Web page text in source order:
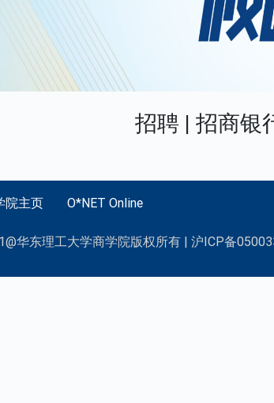
招聘 | 招商银
院主页 O*NET Online
华东理工大学商学院版权所有 | 沪ICP备